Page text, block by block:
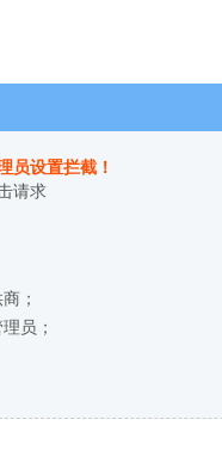
员设置拦截！
请求
；
员；